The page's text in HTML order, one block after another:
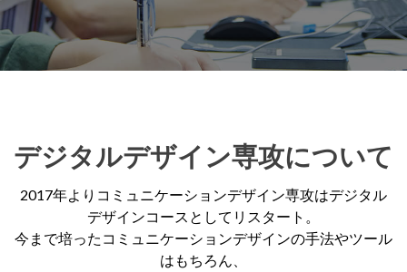
デジタルデザイン専攻について
2017年よりコミュニケーションデザイン専攻はデジタル
デザインコースとしてリスタート。
今まで培ったコミュニケーションデザインの手法やツール
はもちろん、